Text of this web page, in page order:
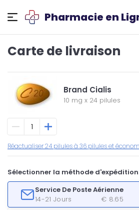
Pharmacie en
Carte de livraison
Brand Cialis
10 mg x 24 pilules
Réactualiser 24 pilules à 36 pilules et
Sélectionner la méthode
Service De Poste Aérienne
14-21 Jours
€ 8.65